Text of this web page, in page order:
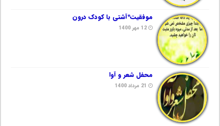
موفقیت*آشتی با کودک درون
12 مهر 1400
محفل شعر و آوا
21 مرداد 1400